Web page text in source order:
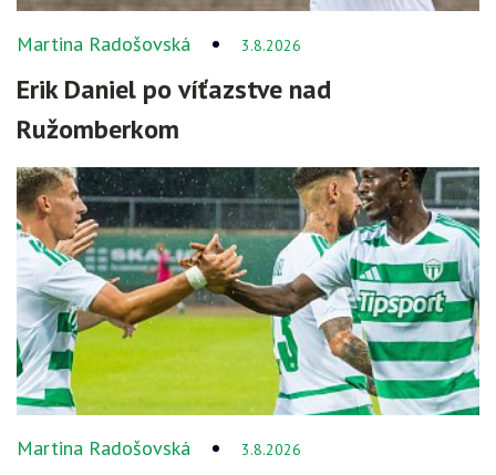
Martina Radošovská 3.8.2026
Erik Daniel po víťazstve nad
Ružomberkom
Martina Radošovská 3.8.2026